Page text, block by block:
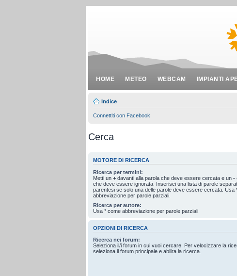
HOME METEO WEBCAM IMPIANTI
Indice
Connettiti con Facebook
Cerca
MOTORE DI RICERCA
Ricerca per termini:
Metti un + davanti alla parola che deve essere cercata e un -
che deve essere ignorata. Inserisci una lista di parole
parentesi se solo una delle parole deve essere cercata. Usa
abbreviazione per parole parziali.
Ricerca per autore:
Usa * come abbreviazione per parole parziali.
OPZIONI DI RICERCA
Ricerca nei forum:
Seleziona il/i forum in cui vuoi cercare. Per velocizzare la
seleziona il forum principale e abilita la ricerca.